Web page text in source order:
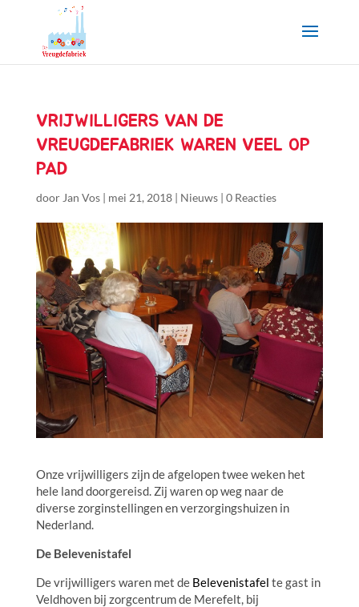
VRIJWILLIGERS VAN DE
VREUGDEFABRIEK WAREN VEEL OP
PAD
door Jan Vos| mei 21, 2018| Nieuws| 0 Reacties
Onze vrijwilligers zijn de afgelopen twee weken het
hele land doorgereisd. Zij waren op weg naar de
diverse zorginstellingen en verzorgingshuizen in
Nederland.
De Belevenistafel
De vrijwilligers waren met de Belevenistafel te gast in
Veldhoven bij zorgcentrum de Merefelt, bij